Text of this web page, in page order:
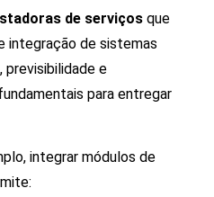
de serviços que
integração de sistemas
previsibilidade e
para entregar
integrar módulos de